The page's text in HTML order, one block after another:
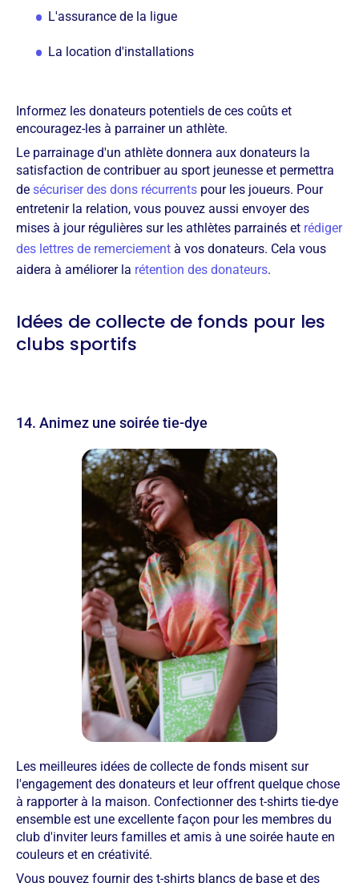
L'assurance de la ligue
La location d'installations
Informez les donateurs potentiels de ces coûts et
encouragez-les à parrainer un athlète.
Le parrainage d'un athlète donnera aux donateurs la
satisfaction de contribuer au sport jeunesse et permettra
de sécuriser des dons récurrents pour les joueurs. Pour
entretenir la relation, vous pouvez aussi envoyer des
mises à jour régulières sur les athlètes parrainés et rédiger
des lettres de remerciement à vos donateurs. Cela vous
aidera à améliorer la rétention des donateurs.
Idées de collecte de fonds pour les
clubs sportifs
14. Animez une soirée tie-dye
Les meilleures idées de collecte de fonds misent sur
l'engagement des donateurs et leur offrent quelque chose
à rapporter à la maison. Confectionner des t-shirts tie-dye
ensemble est une excellente façon pour les membres du
club d'inviter leurs familles et amis à une soirée haute en
couleurs et en créativité.
Vous pouvez fournir des t-shirts blancs de base et des